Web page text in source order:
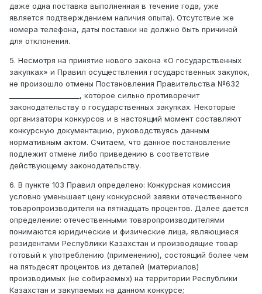
даже одна поставка выполненная в течение года, уже
является подтверждением наличия опыта). Отсутствие же
номера телефона, даты поставки не должно быть причиной
для отклонения.
5. Несмотря на принятие нового закона «О государственных
закупках» и Правил осуществления государственных закупок,
не произошло отмены Постановления Правительства №632
____________________, которое сильно противоречит
законодательству о государственных закупках. Некоторые
организаторы конкурсов и в настоящий момент составляют
конкурсную документацию, руководствуясь данным
нормативным актом. Считаем, что данное постановление
подлежит отмене либо приведению в соответствие
действующему законодательству.
6. В пункте 103 Правил определено: Конкурсная комиссия
условно уменьшает цену конкурсной заявки отечественного
товаропроизводителя на пятнадцать процентов. Далее дается
определение: отечественными товаропроизводителями
понимаются юридические и физические лица, являющиеся
резидентами Республики Казахстан и производящие товар
готовый к употреблению (применению), состоящий более чем
на пятьдесят процентов из деталей (материалов)
производимых (не собираемых) на территории Республики
Казахстан и закупаемых на данном конкурсе;